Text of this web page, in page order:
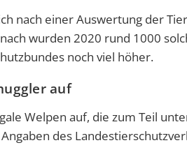
nach einer Auswertung der
wurden 2020 rund 1000
noch viel höher.
auf
Welpen auf, die zum Teil
des